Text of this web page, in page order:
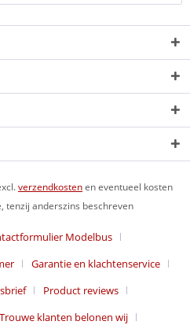
verzendkostenen eventueel kosten
tenzij anderszins beschreven
Modelbus
Garantie en klachtenservice
Product reviews
Trouwe klanten belonen wij